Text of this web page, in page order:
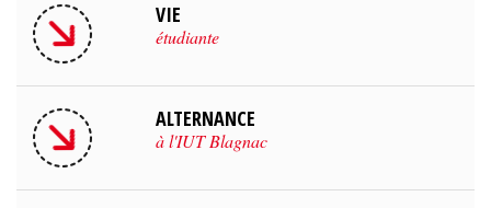
VIE
étudiante
ALTERNANCE
à l'IUT Blagnac